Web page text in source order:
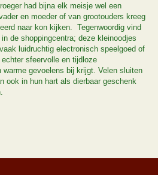
had bijna elk meisje wel een
en moeder of van grootouders kreeg
naar kon kijken. Tegenwoordig vind
de shoppingcentra; deze kleinoodjes
luidruchtig electronisch speelgoed of
sfeervolle en tijdloze
warme gevoelens bij krijgt. Velen sluiten
ook in hun hart als dierbaar geschenk